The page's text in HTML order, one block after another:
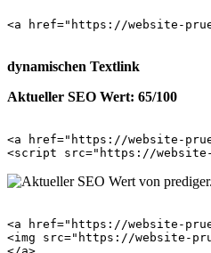
<a href="https://website-
dynamischen Textlink
Aktueller SEO Wert: 65/100
<a href="https://website-
<a href="https://website-
<img src="https://website-